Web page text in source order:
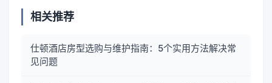
相关推荐
仕顿酒店房型选购与维护指南：5个实用方法解决常
见问题